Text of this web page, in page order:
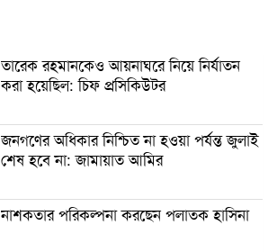
তারেক রহমানকেও আয়নাঘরে নিয়ে নির্যাতন
করা হয়েছিল: চিফ প্রসিকিউটর
জনগণের অধিকার নিশ্চিত না হওয়া পর্যন্ত জুলাই
শেষ হবে না: জামায়াত আমির
নাশকতার পরিকল্পনা করছেন পলাতক হাসিনা